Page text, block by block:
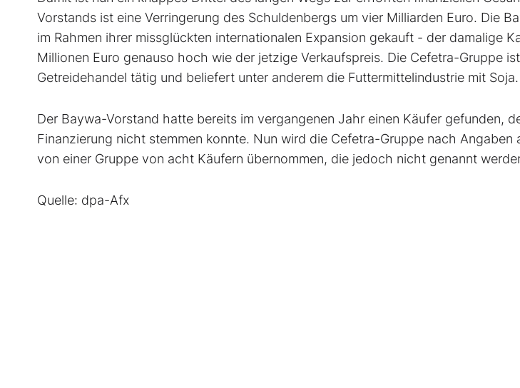
Vorstands ist eine Verringerung des Schuldenbergs um vier Milliarden Euro. Die
im Rahmen ihrer missglückten internationalen Expansion gekauft - der damalige
Millionen Euro genauso hoch wie der jetzige Verkaufspreis. Die Cefetra-Gruppe
Getreidehandel tätig und beliefert unter anderem die Futtermittelindustrie mit Soja.
Der Baywa-Vorstand hatte bereits im vergangenen Jahr einen Käufer gefunden,
Finanzierung nicht stemmen konnte. Nun wird die Cefetra-Gruppe nach Angaben
von einer Gruppe von acht Käufern übernommen, die jedoch nicht genannt
Quelle: dpa-Afx